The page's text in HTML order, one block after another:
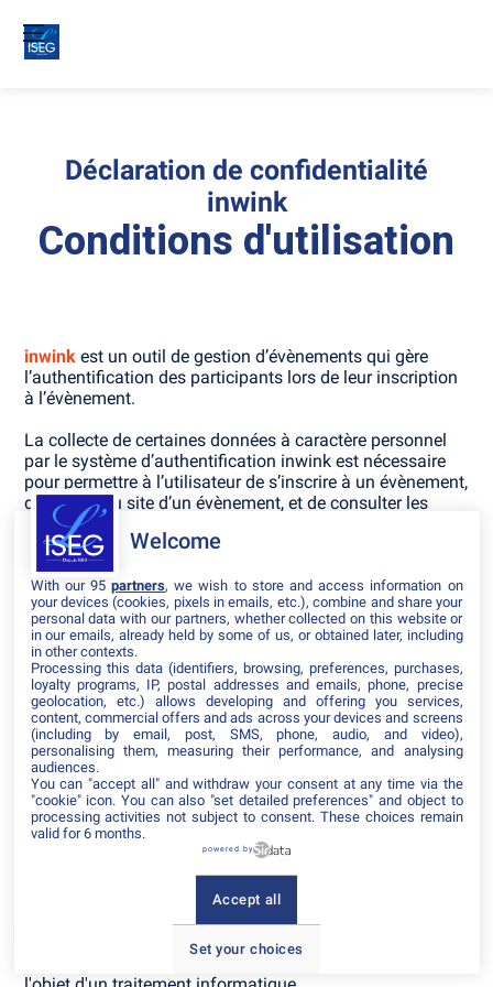
Déclaration de confidentialité
inwink
Conditions d'utilisation
inwink est un outil de gestion d’évènements qui gère
l’authentification des participants lors de leur inscription
à l’évènement.
La collecte de certaines données à caractère personnel
par le système d’authentification inwink est nécessaire
pour permettre à l’utilisateur de s’inscrire à un évènement,
d’accéder au site d’un évènement, et de consulter les
informations relatives à l’organisation pratique et
logistique d’un évènement.
Les données personnelles recueillies par inwink sont le
nom, le prénom et les données de contact, les identifiants
et mots de passe, ainsi que tous les champs choisis par
l’organisateur d’évènements et qui apparaissent dans le
formulaire d’inscription à un évènement.
Ces données à caractère personnel concernant
l’utilisateur sont confidentielles et conservées par inwink.
Elles pourront être communiquées à ses partenaires et
prestataires exclusivement pour la gestion de l’inscription
et de la participation de l’utilisateur à un ou plusieurs
évènements.
Conformément à la loi "Informatique et Libertés" n°78-17
du 6 janvier 1978 telle que modifiée par la loi n°2004-801
du 6 août 2004, sur justification de son identité,
l’utilisateur dispose d'un droit d'accès et de rectification
des données le concernant, ainsi que du droit de
s’opposer à ce que les données le concernant fassent
Welcome
With our 95partners, we wish to store and access information on
your devices (cookies, pixels in emails, etc.), combine and share your
personal data with our partners, whether collected on this website or
in our emails, already held by some of us, or obtained later, including
in other contexts.
Processing this data (identifiers, browsing, preferences, purchases,
loyalty programs, IP, postal addresses and emails, phone, precise
geolocation, etc.) allows developing and offering you services,
content, commercial offers and ads across your devices and screens
(including by email, post, SMS, phone, audio, and video),
personalising them, measuring their performance, and analysing
audiences.
You can "accept all" and withdraw your consent at any time via the
"cookie" icon. You can also "set detailed preferences" and object to
processing activities not subject to consent. These choices remain
valid for 6 months.
powered by
Set your choices
Accept all